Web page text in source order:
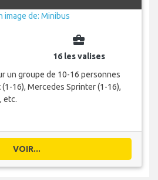
business_center
16 les valises
un groupe de 10-16 personnes
16), Mercedes Sprinter (1-16),
etc.
VOIR...